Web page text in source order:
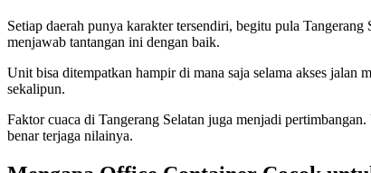
Setiap daerah punya karakter tersendiri, begitu pula
menjawab tantangan ini dengan baik.
Unit bisa ditempatkan hampir di mana saja selama akses
sekalipun.
Faktor cuaca di Tangerang Selatan juga menjadi
benar terjaga nilainya.